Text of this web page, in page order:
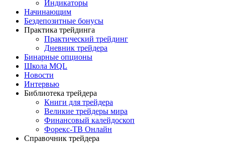
Индикаторы
Начинающим
Бездепозитные бонусы
Практика трейдинга
Практический трейдинг
Дневник трейдера
Бинарные опционы
Школа MQL
Новости
Интервью
Библиотека трейдера
Книги для трейдера
Великие трейдеры мира
Финансовый калейдоскоп
Форекс-ТВ Онлайн
Справочник трейдера